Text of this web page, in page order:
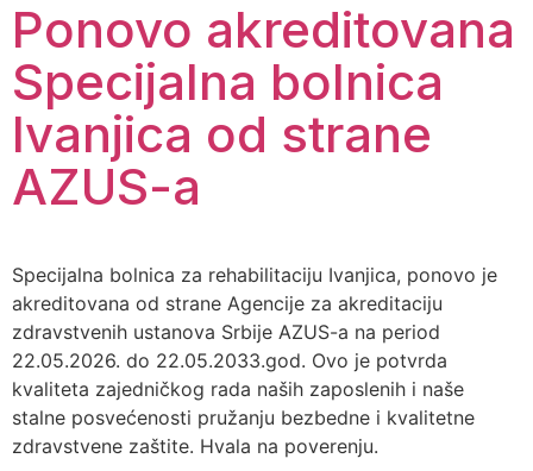
Ponovo akreditovana
Specijalna bolnica
Ivanjica od strane
AZUS-a
Specijalna bolnica za rehabilitaciju Ivanjica, ponovo je
akreditovana od strane Agencije za akreditaciju
zdravstvenih ustanova Srbije AZUS-a na period
22.05.2026. do 22.05.2033.god. Ovo je potvrda
kvaliteta zajedničkog rada naših zaposlenih i naše
stalne posvećenosti pružanju bezbedne i kvalitetne
zdravstvene zaštite. Hvala na poverenju.